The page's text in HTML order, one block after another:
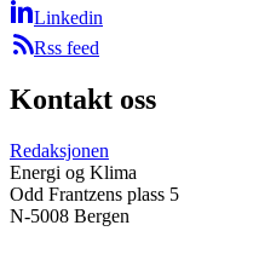
Linkedin
Rss feed
Kontakt oss
Redaksjonen
Energi og Klima
Odd Frantzens plass 5
N-5008 Bergen